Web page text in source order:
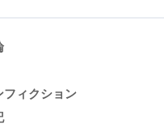
フィクション